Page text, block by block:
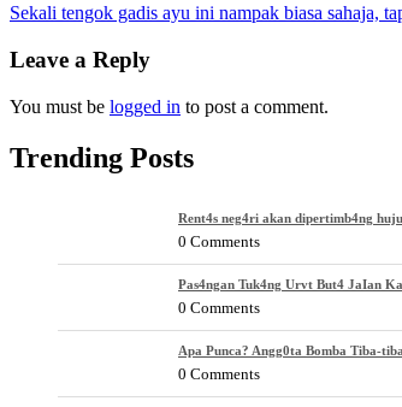
Post
navigation
Sekali tengok gadis ayu ini nampak biasa sahaja,
Leave a Reply
You must be logged in to post a comment.
Trending Posts
Rent4s neg4ri akan dipertimb4ng
0 Comments
Pas4ngan Tuk4ng Urvt But4 JaIan
0 Comments
Apa Punca? Angg0ta Bomba Tiba-
0 Comments